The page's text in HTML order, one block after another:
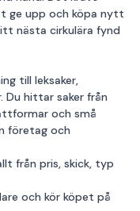
ge upp och köpa nytt
nästa cirkulära fynd
till leksaker,
Du hittar saker från
och små
företag och
från pris, skick, typ
och kör köpet på